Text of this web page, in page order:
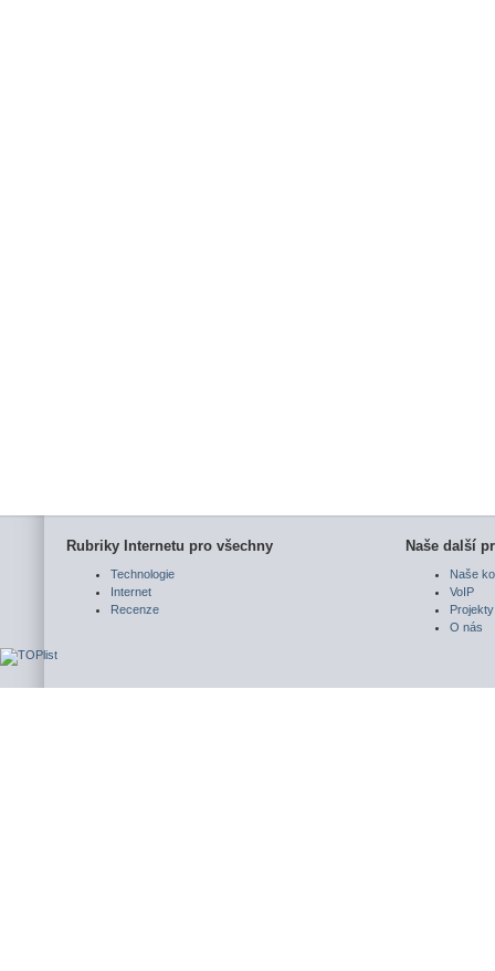
Rubriky Internetu pro všechny
Technologie
Internet
Recenze
Naše další
Naše
VoIP
Projekty
O nás